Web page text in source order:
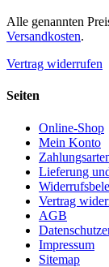
Alle genannten
Versandkosten.
Vertrag widerrufen
Seiten
Online-Shop
Mein Konto
Lieferung
Vertrag
AGB
Impressum
Sitemap